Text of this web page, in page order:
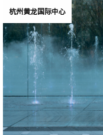
杭州黄龙国际中心